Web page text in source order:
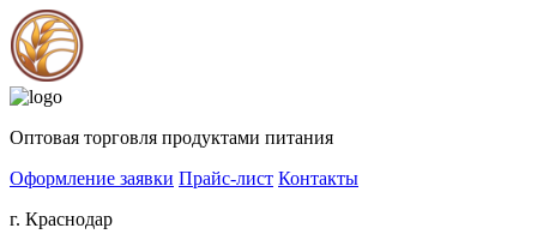
Оптовая торговля продуктами питания
Оформление заявки Прайс-лист Контакты
г. Краснодар